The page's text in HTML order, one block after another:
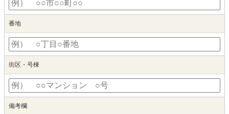
番地
街区・号棟
備考欄